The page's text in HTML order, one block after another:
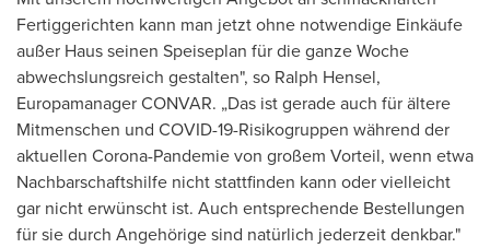
Fertiggerichten kann man jetzt ohne notwendige Einkäufe
außer Haus seinen Speiseplan für die ganze Woche
abwechslungsreich gestalten", so Ralph Hensel,
Europamanager CONVAR. „Das ist gerade auch für ältere
Mitmenschen und COVID-19-Risikogruppen während der
aktuellen Corona-Pandemie von großem Vorteil, wenn etwa
Nachbarschaftshilfe nicht stattfinden kann oder vielleicht
gar nicht erwünscht ist. Auch entsprechende Bestellungen
für sie durch Angehörige sind natürlich jederzeit denkbar."